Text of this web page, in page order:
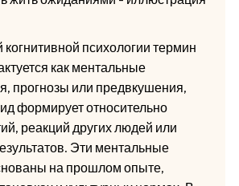
психологии термин
как ментальные
прогнозы или предвкушения,
формирует относительно
реакций других людей или
Эти ментальные
на прошлом опыте,